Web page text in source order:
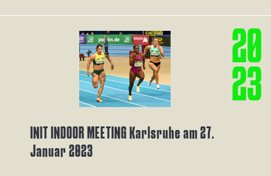
20
23
INIT INDOOR MEETING Karlsruhe am 27.
Januar 2023